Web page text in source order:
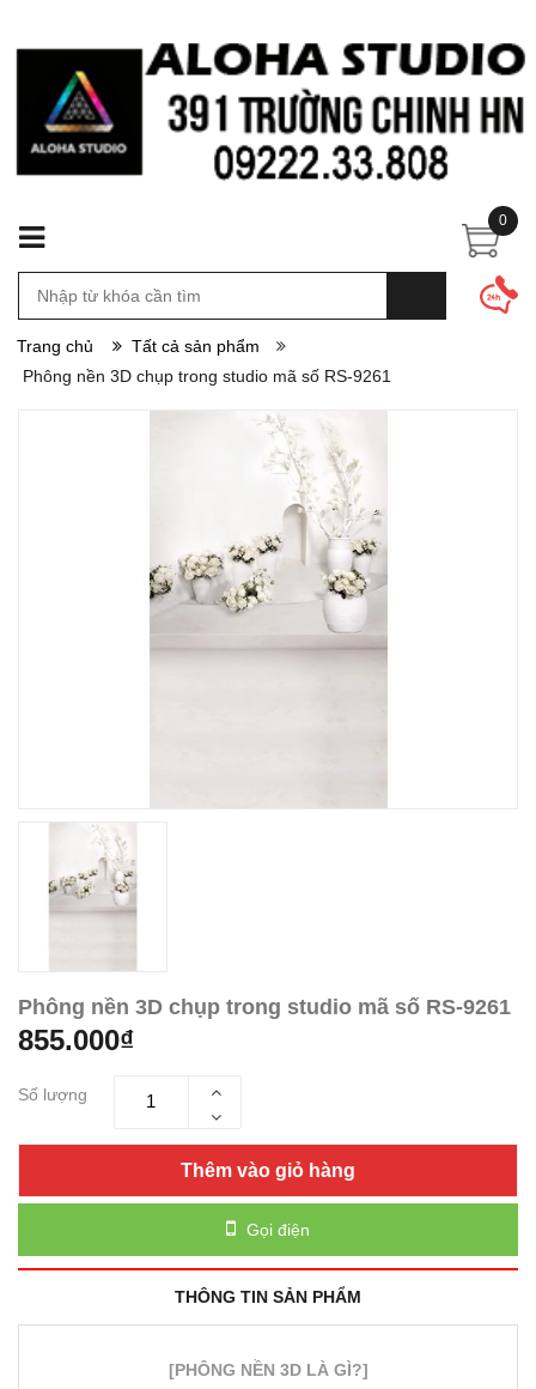
0
Trang chủ
Tất cả sản phẩm
Phông nền 3D chụp trong studio mã số RS-9261
Phông nền 3D chụp trong studio mã số RS-9261
855.000₫
Số lượng
Thêm vào giỏ hàng
Gọi điện
THÔNG TIN SẢN PHẨM
[PHÔNG NỀN 3D LÀ GÌ?]